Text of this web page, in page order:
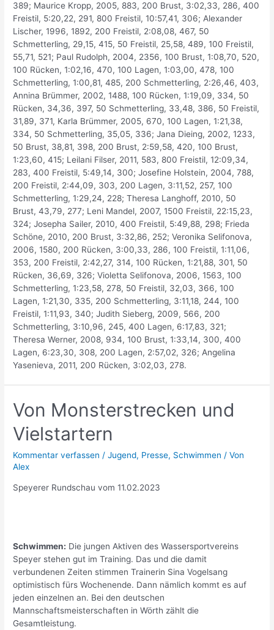
389; Maurice Kropp, 2005, 883, 200 Brust, 3:02,33, 286, 400
Freistil, 5:20,22, 291, 800 Freistil, 10:57,41, 306; Alexander
Lischer, 1996, 1892, 200 Freistil, 2:08,08, 467, 50
Schmetterling, 29,15, 415, 50 Freistil, 25,58, 489, 100 Freistil,
55,71, 521; Paul Rudolph, 2004, 2356, 100 Brust, 1:08,70, 520,
100 Rücken, 1:02,16, 470, 100 Lagen, 1:03,00, 478, 100
Schmetterling, 1:00,81, 485, 200 Schmetterling, 2:26,46, 403,
Annina Brümmer, 2002, 1488, 100 Rücken, 1:19,09, 334, 50
Rücken, 34,36, 397, 50 Schmetterling, 33,48, 386, 50 Freistil,
31,89, 371, Karla Brümmer, 2005, 670, 100 Lagen, 1:21,38,
334, 50 Schmetterling, 35,05, 336; Jana Dieing, 2002, 1233,
50 Brust, 38,81, 398, 200 Brust, 2:59,58, 420, 100 Brust,
1:23,60, 415; Leilani Filser, 2011, 583, 800 Freistil, 12:09,34,
283, 400 Freistil, 5:49,14, 300; Josefine Holstein, 2004, 788,
200 Freistil, 2:44,09, 303, 200 Lagen, 3:11,52, 257, 100
Schmetterling, 1:29,24, 228; Theresa Langhoff, 2010, 50
Brust, 43,79, 277; Leni Mandel, 2007, 1500 Freistil, 22:15,23,
324; Josepha Sailer, 2010, 400 Freistil, 5:49,88, 298; Frieda
Schöne, 2010, 200 Brust, 3:32,86, 252; Veronika Selifonova,
2006, 1580, 200 Rücken, 3:00,33, 286, 100 Freistil, 1:11,06,
353, 200 Freistil, 2:42,27, 314, 100 Rücken, 1:21,88, 301, 50
Rücken, 36,69, 326; Violetta Selifonova, 2006, 1563, 100
Schmetterling, 1:23,58, 278, 50 Freistil, 32,03, 366, 100
Lagen, 1:21,30, 335, 200 Schmetterling, 3:11,18, 244, 100
Freistil, 1:11,93, 340; Judith Sieberg, 2009, 566, 200
Schmetterling, 3:10,96, 245, 400 Lagen, 6:17,83, 321;
Theresa Werner, 2008, 934, 100 Brust, 1:33,14, 300, 400
Lagen, 6:23,30, 308, 200 Lagen, 2:57,02, 326; Angelina
Yasenieva, 2011, 200 Rücken, 3:02,03, 278.
Von Monsterstrecken und
Vielstartern
Kommentar verfassen /Jugend, Presse, Schwimmen / Von
Alex
Speyerer Rundschau vom 11.02.2023
Schwimmen: Die jungen Aktiven des Wassersportvereins
Speyer stehen gut im Training. Das und die damit
verbundenen Zeiten stimmen Trainerin Sina Vogelsang
optimistisch fürs Wochenende. Dann nämlich kommt es auf
jeden einzelnen an. Bei den deutschen
Mannschaftsmeisterschaften in Wörth zählt die
Gesamtleistung.